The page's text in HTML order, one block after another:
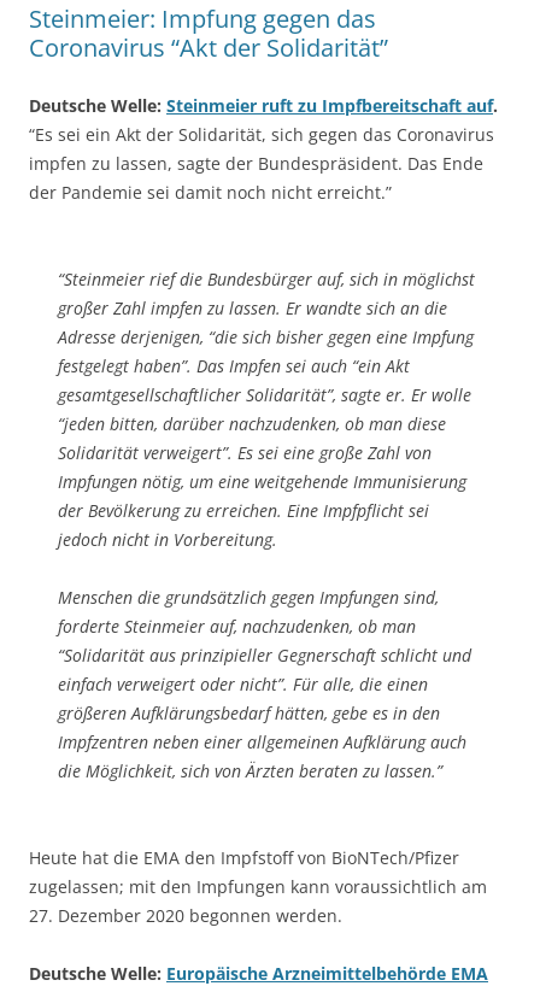
Steinmeier: Impfung gegen das
Coronavirus “Akt der Solidarität”
Deutsche Welle: Steinmeier ruft zu Impfbereitschaft auf.
“Es sei ein Akt der Solidarität, sich gegen das Coronavirus
impfen zu lassen, sagte der Bundespräsident. Das Ende
der Pandemie sei damit noch nicht erreicht.”
“Steinmeier rief die Bundesbürger auf, sich in möglichst
großer Zahl impfen zu lassen. Er wandte sich an die
Adresse derjenigen, “die sich bisher gegen eine Impfung
festgelegt haben”. Das Impfen sei auch “ein Akt
gesamtgesellschaftlicher Solidarität”, sagte er. Er wolle
“jeden bitten, darüber nachzudenken, ob man diese
Solidarität verweigert”. Es sei eine große Zahl von
Impfungen nötig, um eine weitgehende Immunisierung
der Bevölkerung zu erreichen. Eine Impfpflicht sei
jedoch nicht in Vorbereitung.
Menschen die grundsätzlich gegen Impfungen sind,
forderte Steinmeier auf, nachzudenken, ob man
“Solidarität aus prinzipieller Gegnerschaft schlicht und
einfach verweigert oder nicht”. Für alle, die einen
größeren Aufklärungsbedarf hätten, gebe es in den
Impfzentren neben einer allgemeinen Aufklärung auch
die Möglichkeit, sich von Ärzten beraten zu lassen.”
Heute hat die EMA den Impfstoff von BioNTech/Pfizer
zugelassen; mit den Impfungen kann voraussichtlich am
27. Dezember 2020 begonnen werden.
Deutsche Welle: Europäische Arzneimittelbehörde EMA